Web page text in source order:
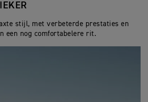
stijl, met verbeterde prestaties en
een nog comfortabelere rit.